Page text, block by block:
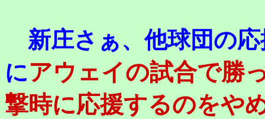
新庄さぁ、他球団の
にアウェイの試合で勝
撃時に応援するのをや